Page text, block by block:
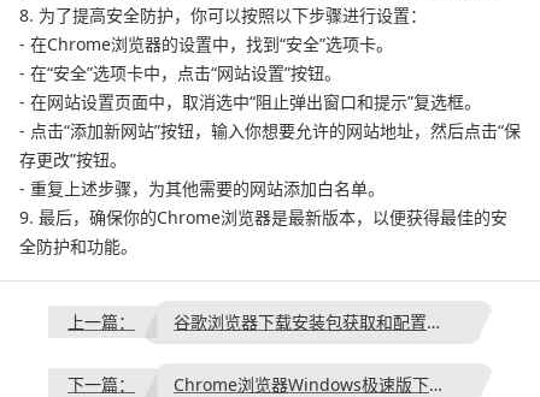
8. 为了提高安全防护，你可以按照以下步骤进行设置：
- 在Chrome浏览器的设置中，找到“安全”选项卡。
- 在“安全”选项卡中，点击“网站设置”按钮。
- 在网站设置页面中，取消选中“阻止弹出窗口和提示”复选框。
- 点击“添加新网站”按钮，输入你想要允许的网站地址，然后点击“保
存更改”按钮。
- 重复上述步骤，为其他需要的网站添加白名单。
9. 最后，确保你的Chrome浏览器是最新版本，以便获得最佳的安
全防护和功能。
上一篇： 谷歌浏览器下载安装包获取和配置完整步骤
下一篇： Chrome浏览器Windows极速版下载安装方法